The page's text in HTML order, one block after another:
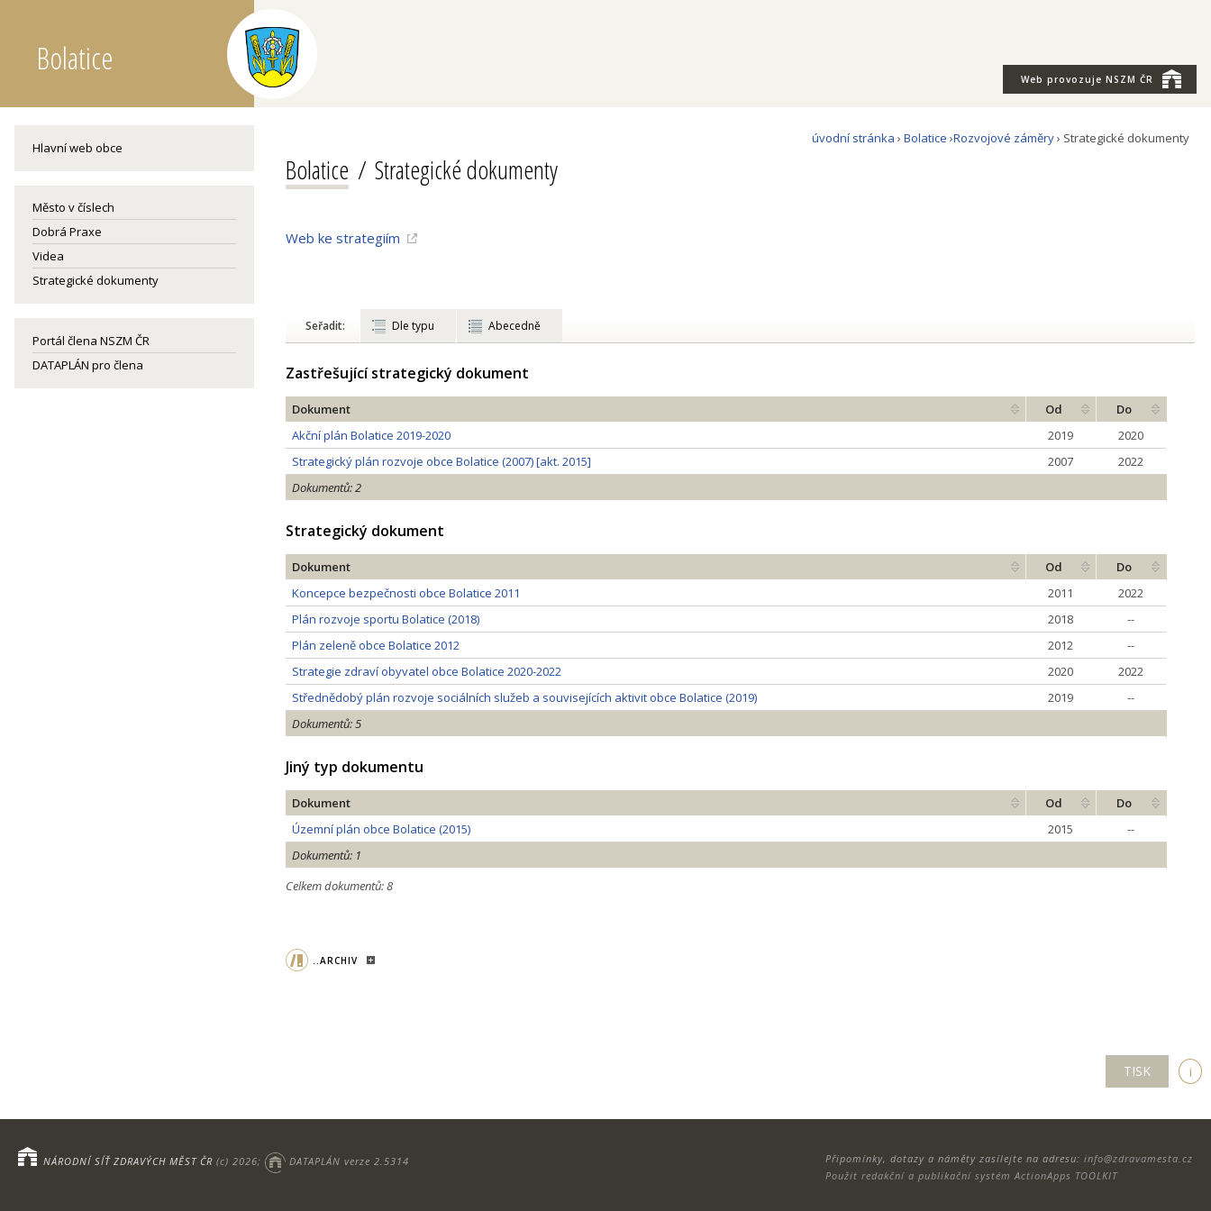
Bolatice
Web provozuje NSZM ČR
Hlavní web obce
Město v číslech
Dobrá Praxe
Videa
Strategické dokumenty
Portál člena NSZM ČR
DATAPLÁN pro člena
úvodní stránka › Bolatice ›Rozvojové záměry› Strategické dokumenty
Bolatice Strategické dokumenty
Web ke strategiím
Seřadit: Dle typu Abecedně
Zastřešující strategický dokument
Dokument Od
Do
Akční plán Bolatice 2019-2020
2019
2020
Strategický plán rozvoje obce Bolatice (2007) [akt. 2015]
2007
2022
Dokumentů: 2
Strategický dokument
Dokument Od
Do
Koncepce bezpečnosti obce Bolatice 2011
2011
2022
Plán rozvoje sportu Bolatice (2018)
2018
--
Plán zeleně obce Bolatice 2012
2012
--
Strategie zdraví obyvatel obce Bolatice 2020-2022
2020
2022
Střednědobý plán rozvoje sociálních služeb a souvisejících aktivit obce Bolatice (2019)
2019
--
Dokumentů: 5
Jiný typ dokumentu
Dokument Od
Do
Územní plán obce Bolatice (2015)
2015
--
Dokumentů: 1
Celkem dokumentů: 8
..ARCHIV
TISK i
Připomínky, dotazy a náměty zasílejte na adresu: info@zdravamesta.cz
Použit redakční a publikační systém ActionApps TOOLKIT
NÁRODNÍ SÍŤ ZDRAVÝCH MĚST ČR (c) 2026; DATAPLÁN verze 2.5314